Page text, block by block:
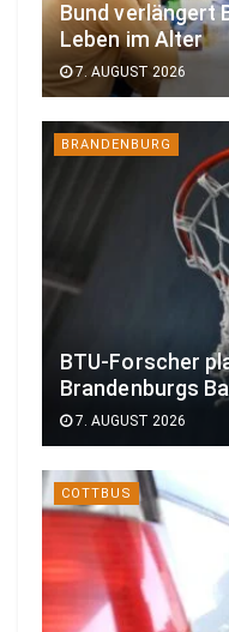
Bund verlängert
Leben im Alter
7. AUGUST 2026
BRANDENBURG
BTU-Forscher
Brandenburgs
7. AUGUST 2026
COTTBUS